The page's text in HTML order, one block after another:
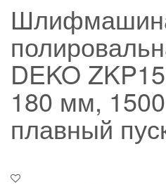
DEKO
180 мм,
плавный